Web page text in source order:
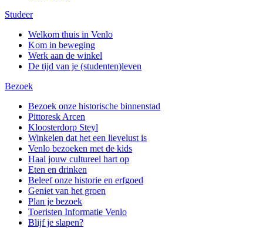
Studeer
Welkom thuis in Venlo
Kom in beweging
Werk aan de winkel
De tijd van je (studenten)leven
Bezoek
Bezoek onze historische binnenstad
Pittoresk Arcen
Kloosterdorp Steyl
Winkelen dat het een lievelust is
Venlo bezoeken met de kids
Haal jouw cultureel hart op
Eten en drinken
Beleef onze historie en erfgoed
Geniet van het groen
Plan je bezoek
Toeristen Informatie Venlo
Blijf je slapen?